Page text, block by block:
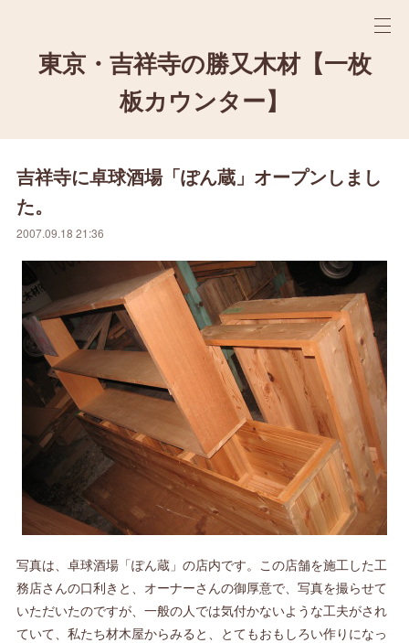
東京・吉祥寺の勝又木材【一枚
板カウンター】
吉祥寺に卓球酒場「ぽん蔵」オープンしまし
た。
2007.09.18 21:36
写真は、卓球酒場「ぽん蔵」の店内です。この店舗を施工した工
務店さんの口利きと、オーナーさんの御厚意で、写真を撮らせて
いただいたのですが、一般の人では気付かないような工夫がされ
ていて、私たち材木屋からみると、とてもおもしろい作りになっ